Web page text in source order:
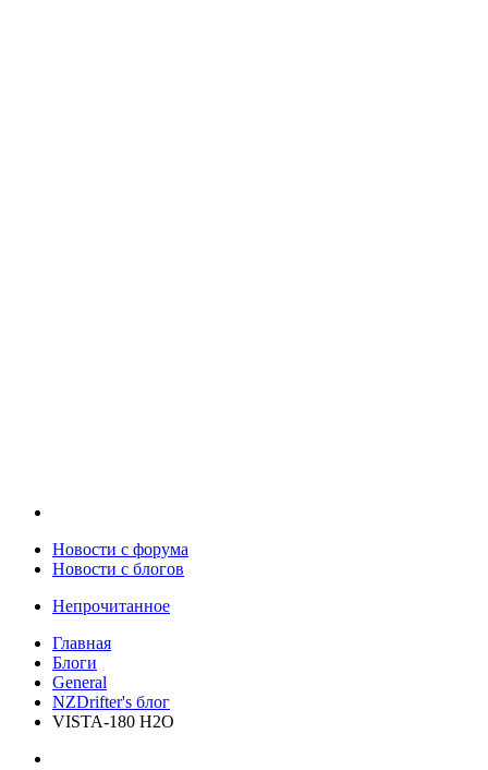
Новости c форума
Новости с блогов
Непрочитанное
Главная
Блоги
General
NZDrifter's блог
VISTA-180 H2O